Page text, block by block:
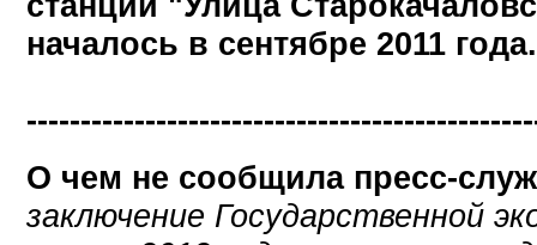
началось в сентябре 2011 года.
О чем не сообщила пресс-
заключение Государственной